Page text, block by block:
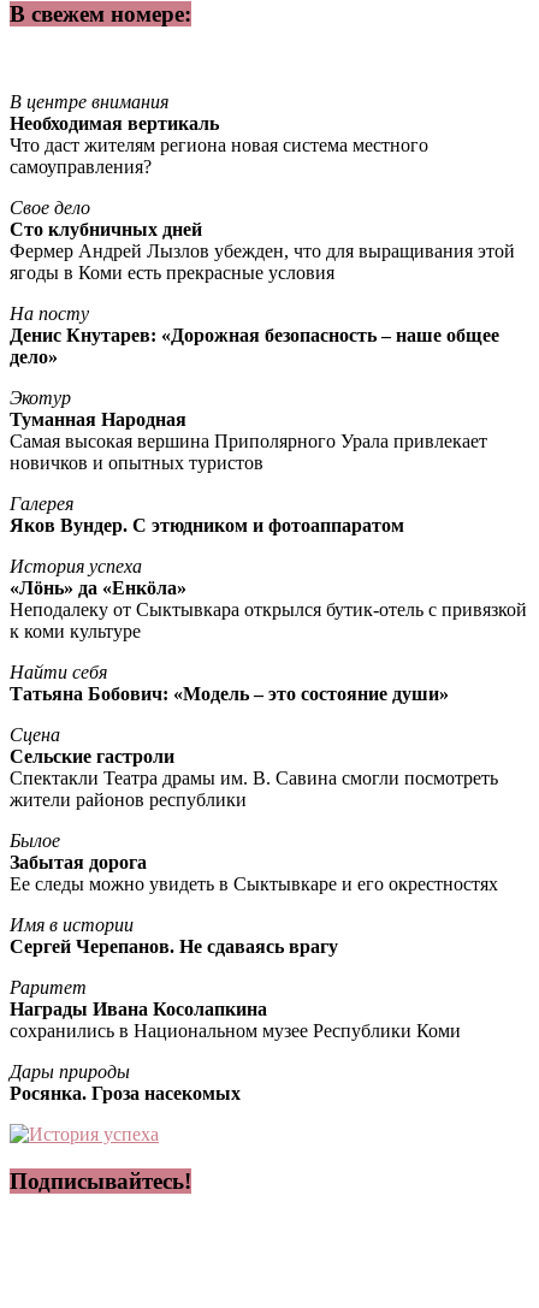
В свежем номере:
В центре внимания
Необходимая вертикаль
Что даст жителям региона новая система местного
самоуправления?
Свое дело
Сто клубничных дней
Фермер Андрей Лызлов убежден, что для выращивания этой
ягоды в Коми есть прекрасные условия
На посту
Денис Кнутарев: «Дорожная безопасность – наше общее
дело»
Экотур
Туманная Народная
Самая высокая вершина Приполярного Урала привлекает
новичков и опытных туристов
Галерея
Яков Вундер. С этюдником и фотоаппаратом
История успеха
«Лöнь» да «Енкöла»
Неподалеку от Сыктывкара открылся бутик-отель с привязкой
к коми культуре
Найти себя
Татьяна Бобович: «Модель – это состояние души»
Сцена
Сельские гастроли
Спектакли Театра драмы им. В. Савина смогли посмотреть
жители районов республики
Былое
Забытая дорога
Ее следы можно увидеть в Сыктывкаре и его окрестностях
Имя в истории
Сергей Черепанов. Не сдаваясь врагу
Раритет
Награды Ивана Косолапкина
сохранились в Национальном музее Республики Коми
Дары природы
Росянка. Гроза насекомых
Подписывайтесь!